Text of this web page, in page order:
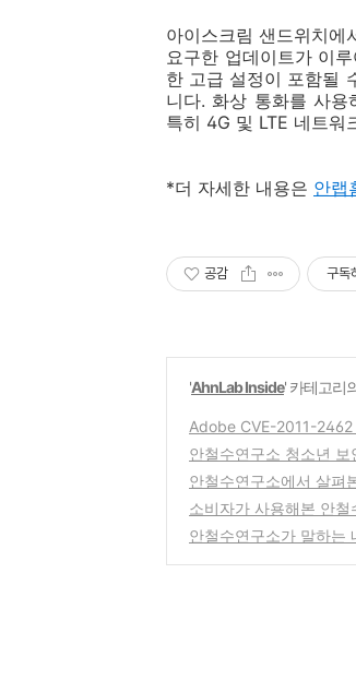
아이스크림 샌드위치에
요구한 업데이트가 이
한 고급 설정이 포함될
니다. 화상 통화를 사
특히 4G 및 LTE 네트워
*더 자세한 내용은 안랩
공감 구독
'AhnLab Inside' 카테고리
Adobe CVE-2011-
안철수연구소 청소년
안철수연구소에서 살펴
소비자가 사용해본 안
안철수연구소가 말하는